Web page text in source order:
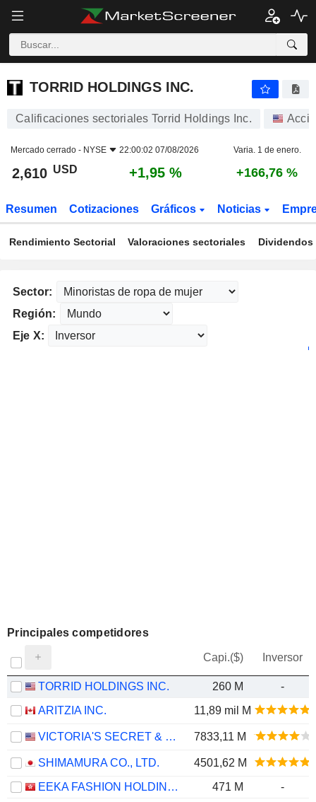
TORRID HOLDINGS INC.
TORRID HOLDINGS INC.
Calificaciones sectoriales Torrid Holdings Inc.
Mercado cerrado - NYSE 22:00:02 07/08/2026 Varia. 1 de enero.
2,610 USD +1,95 % +166,76 %
Resumen Cotizaciones Gráficos Noticias
Rendimiento Sectorial Valoraciones sectoriales
Sector:
Región:
Eje X:
Principales competidores
Capi.($) Inversor
TORRID HOLDINGS INC. 260 M
-
ARITZIA INC.
11,89 mil M
VICTORIA'S SECRET & CO. 7833,11 M
SHIMAMURA CO., LTD.
4501,62 M
EEKA FASHION HOLDINGS LIMITED
471 M
-